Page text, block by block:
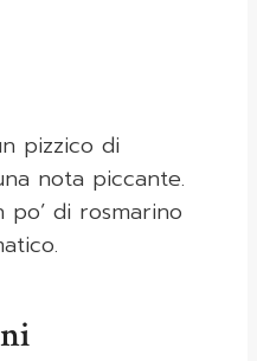
pizzico di
nota piccante.
po’ di rosmarino